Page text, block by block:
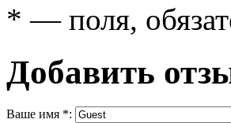
* — поля,
Добавить
Ваше имя *: